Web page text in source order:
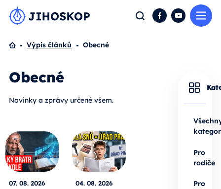
Hledat FacebookYouTube
Domů
Výpis článků Obecné
Obecné
Novinky a zprávy určené všem.
07. 08. 2026 04. 08. 2026
Pro
rodiče
Pro